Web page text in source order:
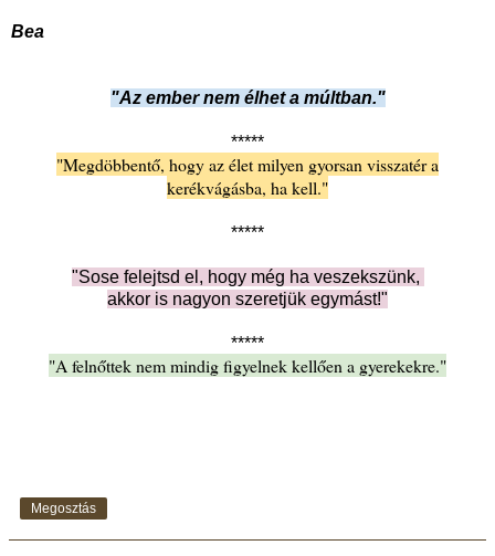
Bea
"Az ember nem élhet a múltban."
*****
"Megdöbbentő, hogy az élet milyen gyorsan visszatér a
kerékvágásba, ha kell."
*****
"Sose felejtsd el, hogy még ha veszekszünk,
akkor is nagyon szeretjük egymást!"
*****
"A felnőttek nem mindig figyelnek kellően a gyerekekre."
Megosztás